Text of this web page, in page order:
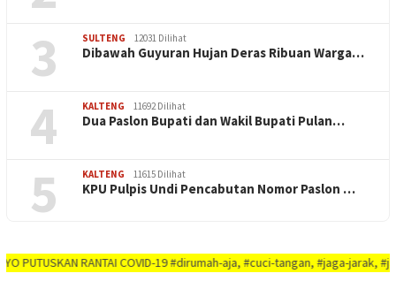
3 SULTENG 12031 Dilihat
Dibawah Guyuran Hujan Deras Ribuan Warga…
4 KALTENG 11692 Dilihat
Dua Paslon Bupati dan Wakil Bupati Pulan…
5 KALTENG 11615 Dilihat
KPU Pulpis Undi Pencabutan Nomor Paslon …
RANTAI COVID-19 #dirumah-aja, #cuci-tangan, #jaga-jarak, #jaga-